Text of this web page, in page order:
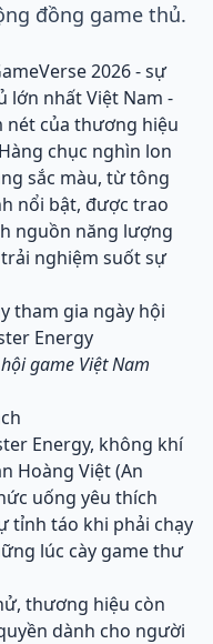
đồng game thủ.
2026 - sự
lớn nhất Việt Nam -
nét của thương hiệu
chục nghìn lon
sắc màu, từ tông
nổi bật, được trao
nguồn năng lượng
nghiệm suốt sự
game Việt Nam
Energy, không khí
Hoàng Việt (An
uống yêu thích
tỉnh táo khi phải chạy
lúc cày game thư
thương hiệu còn
dành cho người